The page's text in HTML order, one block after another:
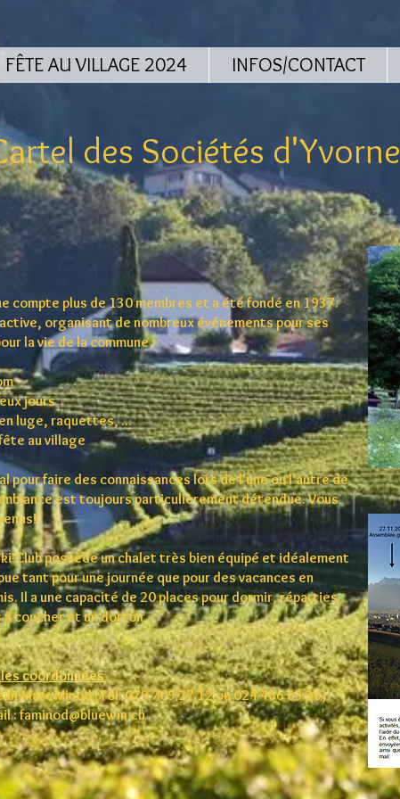
des Sociétés d'Yvorne
compte plus de 130 membres et a été fondé en 1937.
organisant de nombreux événements pour ses
la vie de la commune :
jours
luge, raquettes, ...
au village
pour faire des connaissances lors de l'une ou l'autre de
est toujours particulièrement détendue. Vous
Club possède un chalet très bien équipé et idéalement
tant pour une journée que pour des vacances en
Il a une capacité de 20 places pour dormir, réparties
à coucher et un dortoir.
coordonnées
Marc Minod (Tél. 079 709 27 12 ou 024 466 63 36)
:faminod@bluewin.ch
FÊTE AU VILLAGE 2024 INFOS/CONTACT